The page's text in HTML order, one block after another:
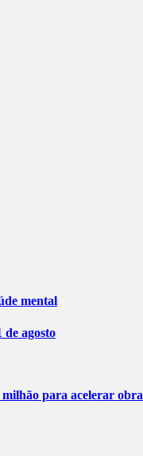
mental
agosto
para acelerar obra